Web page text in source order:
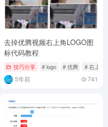
# 教程
去掉优腾视频右上角LOGO图
标代码教程
技巧分享 # logo # 优腾 # 右上角
5年前 741